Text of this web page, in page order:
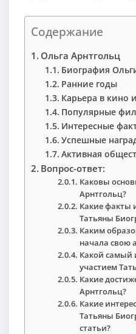
Содержание
Ольга Арнтгольц
Биография
Ранние годы
Карьера в кино
Популярные
Интересные
Успешные
Активная
Вопрос-ответ:
Каковы
Арнтгольц?
Какие факты
Татьяны
Каким
начала свою
Какой самый
участием
Какие
Арнтгольц?
Какие
Татьяны
статьи?